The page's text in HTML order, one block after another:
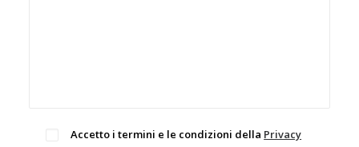
Accetto i termini e le condizioni della Privacy